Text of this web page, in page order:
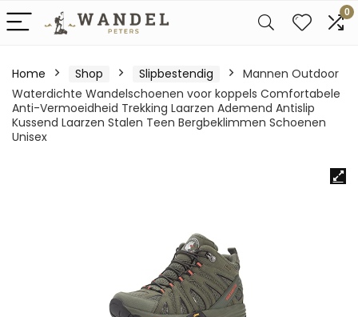
0
Home Shop Slipbestendig
Mannen Outdoor
Waterdichte Wandelschoenen voor koppels Comfortabele
Anti-Vermoeidheid Trekking Laarzen Ademend Antislip
Kussend Laarzen Stalen Teen Bergbeklimmen Schoenen
Unisex